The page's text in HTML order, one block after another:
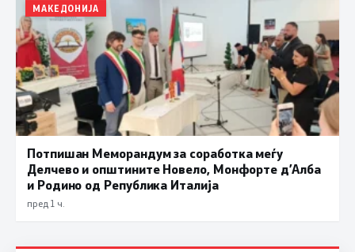
МАКЕДОНИЈА
Потпишан Меморандум за соработка меѓу
Делчево и општините Новело, Монфорте д’Алба
и Родино од Република Италија
пред 1 ч.